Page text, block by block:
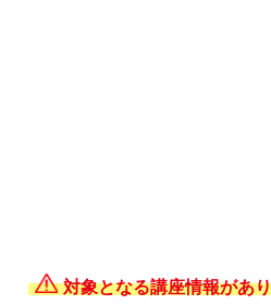
対象となる講座情報があ